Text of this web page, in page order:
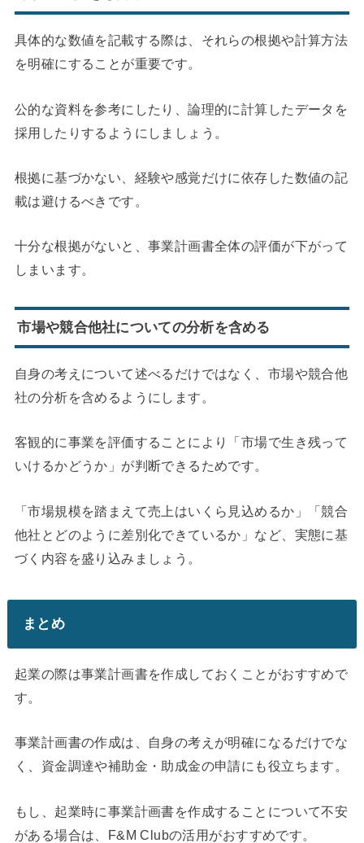
具体的な数値を記載する際は、それらの根拠や計算方法
を明確にすることが重要です。
公的な資料を参考にしたり、論理的に計算したデータを
採用したりするようにしましょう。
根拠に基づかない、経験や感覚だけに依存した数値の記
載は避けるべきです。
十分な根拠がないと、事業計画書全体の評価が下がって
しまいます。
市場や競合他社についての分析を含める
自身の考えについて述べるだけではなく、市場や競合他
社の分析を含めるようにします。
客観的に事業を評価することにより「市場で生き残って
いけるかどうか」が判断できるためです。
「市場規模を踏まえて売上はいくら見込めるか」「競合
他社とどのように差別化できているか」など、実態に基
づく内容を盛り込みましょう。
まとめ
起業の際は事業計画書を作成しておくことがおすすめで
す。
事業計画書の作成は、自身の考えが明確になるだけでな
く、資金調達や補助金・助成金の申請にも役立ちます。
もし、起業時に事業計画書を作成することについて不安
がある場合は、F&M Clubの活用がおすすめです。